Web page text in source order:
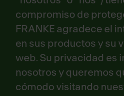
compromiso de
FRANKE agradece el
en sus productos y su
web. Su privacidad es
nosotros y queremos
cómodo visitando